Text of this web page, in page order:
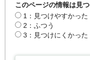
このページの情報は見
1：見つけやすかった
2：ふつう
3：見つけにくかった